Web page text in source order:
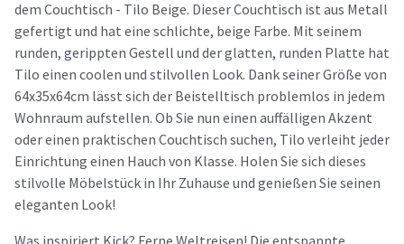
dem Couchtisch - Tilo Beige. Dieser Couchtisch ist aus Metall
gefertigt und hat eine schlichte, beige Farbe. Mit seinem
runden, gerippten Gestell und der glatten, runden Platte hat
Tilo einen coolen und stilvollen Look. Dank seiner Größe von
64x35x64cm lässt sich der Beistelltisch problemlos in jedem
Wohnraum aufstellen. Ob Sie nun einen auffälligen Akzent
oder einen praktischen Couchtisch suchen, Tilo verleiht jeder
Einrichtung einen Hauch von Klasse. Holen Sie sich dieses
stilvolle Möbelstück in Ihr Zuhause und genießen Sie seinen
eleganten Look!
Was inspiriert Kick? Ferne Weltreisen! Die entspannte